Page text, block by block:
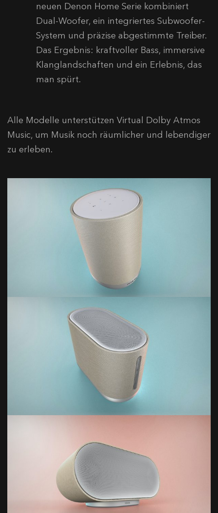
neuen Denon Home Serie kombiniert
Dual-Woofer, ein integriertes Subwoofer-
System und präzise abgestimmte Treiber.
Das Ergebnis: kraftvoller Bass, immersive
Klanglandschaften und ein Erlebnis, das
man spürt.
Alle Modelle unterstützen Virtual Dolby Atmos
Music, um Musik noch räumlicher und lebendiger
zu erleben.